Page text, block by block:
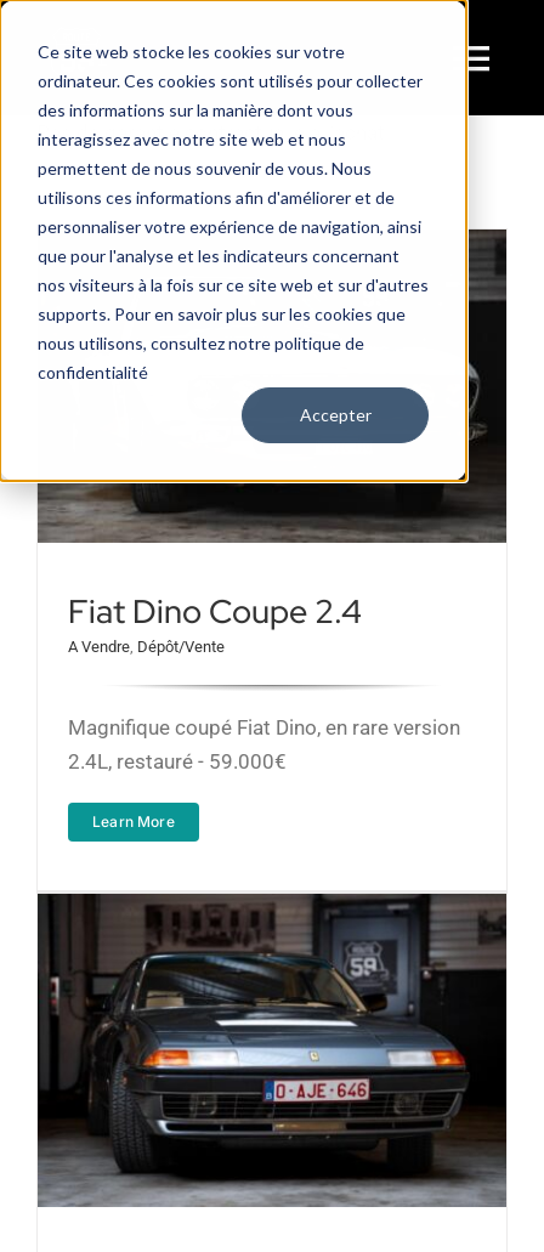
Ce site web stocke les cookies sur votre
ordinateur. Ces cookies sont utilisés pour collecter
des informations sur la manière dont vous
interagissez avec notre site web et nous
permettent de nous souvenir de vous. Nous
utilisons ces informations afin d'améliorer et de
personnaliser votre expérience de navigation, ainsi
que pour l'analyse et les indicateurs concernant
nos visiteurs à la fois sur ce site web et sur d'autres
supports. Pour en savoir plus sur les cookies que
nous utilisons, consultez notre politique de
confidentialité
Accepter
Passer
contenu
Services
A Vendre
La collection
Visite
Dans les médias
Partenariats
Pas de garantie contractuelle à l’achat
Fiat Dino Coupe 2.4
A Vendre Dépôt/Vente
Magnifique coupé Fiat Dino, en rare version
2.4L, restauré - 59.000€
Learn More